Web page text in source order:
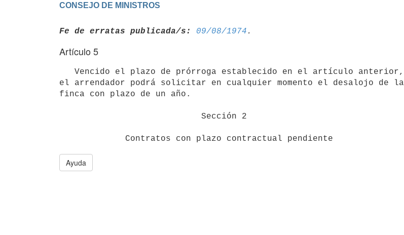
CONSEJO DE MINISTROS
Fe de erratas publicada/s: 09/08/1974
Artículo 5
el arrendador podrá solicitar en cualquier momento el desalojo de la
finca con plazo de un año.
Ayuda